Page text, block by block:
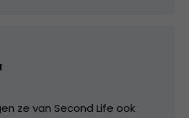
ze van Second Life ook